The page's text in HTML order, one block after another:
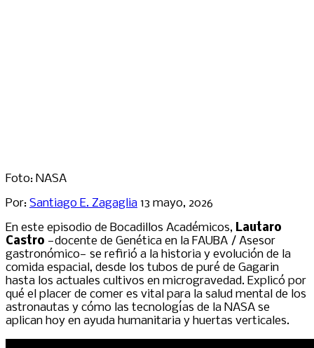
Foto: NASA
Por: Santiago E. Zagaglia 13 mayo, 2026
En este episodio de Bocadillos Académicos, Lautaro
Castro —docente de Genética en la FAUBA / Asesor
gastronómico— se refirió a la historia y evolución de la
comida espacial, desde los tubos de puré de Gagarin
hasta los actuales cultivos en microgravedad. Explicó por
qué el placer de comer es vital para la salud mental de los
astronautas y cómo las tecnologías de la NASA se
aplican hoy en ayuda humanitaria y huertas verticales.